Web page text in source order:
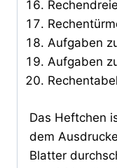
Aufgaben
Aufgaben
Das Heftchen
dem
Blatter